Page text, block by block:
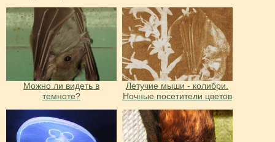
Можно ли видеть в
темноте?
Летучие мыши - колибри.
Ночные посетители цветов